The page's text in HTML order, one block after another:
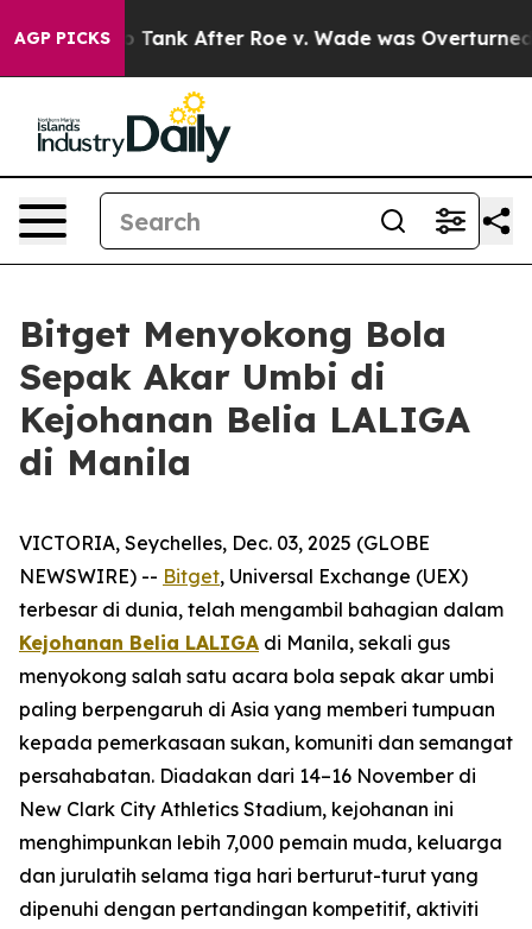
AGP PICKS
to Tank After Roe v. Wade was Overturned.
Bitget Menyokong Bola
Sepak Akar Umbi di
Kejohanan Belia LALIGA
di Manila
VICTORIA, Seychelles, Dec. 03, 2025 (GLOBE
NEWSWIRE) -- Bitget, Universal Exchange (UEX)
terbesar di dunia, telah mengambil bahagian dalam
Kejohanan Belia LALIGA di Manila, sekali gus
menyokong salah satu acara bola sepak akar umbi
paling berpengaruh di Asia yang memberi tumpuan
kepada pemerkasaan sukan, komuniti dan semangat
persahabatan. Diadakan dari 14–16 November di
New Clark City Athletics Stadium, kejohanan ini
menghimpunkan lebih 7,000 pemain muda, keluarga
dan jurulatih selama tiga hari berturut-turut yang
dipenuhi dengan pertandingan kompetitif, aktiviti